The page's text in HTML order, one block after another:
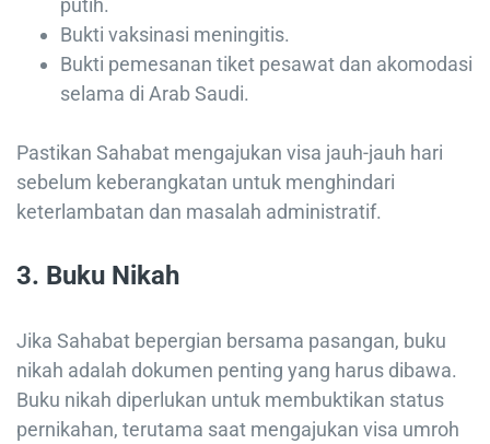
putih.
Bukti vaksinasi meningitis.
Bukti pemesanan tiket pesawat dan akomodasi
selama di Arab Saudi.
Pastikan Sahabat mengajukan visa jauh-jauh hari
sebelum keberangkatan untuk menghindari
keterlambatan dan masalah administratif.
3. Buku Nikah
Jika Sahabat bepergian bersama pasangan, buku
nikah adalah dokumen penting yang harus dibawa.
Buku nikah diperlukan untuk membuktikan status
pernikahan, terutama saat mengajukan visa umroh